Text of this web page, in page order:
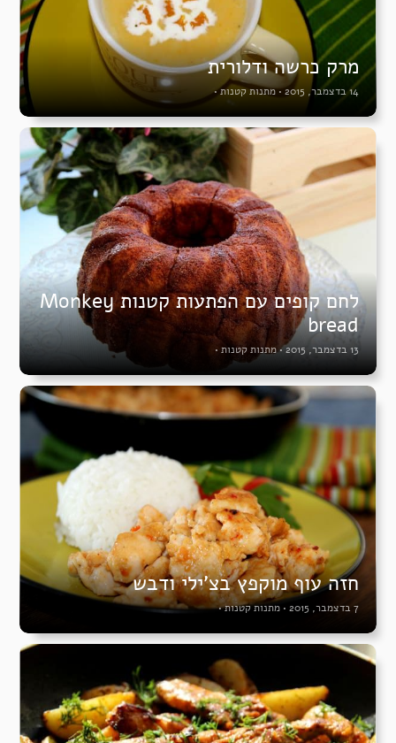
מרק כרשה ודלורית
14 בדצמבר, 2015 •מתנות קטנות•
לחם קופים עם הפתעות קטנות Monkey
bread
13 בדצמבר, 2015 •מתנות קטנות •
חזה עוף מוקפץ בצ’ילי ודבש
7 בדצמבר, 2015 • מתנות קטנות•